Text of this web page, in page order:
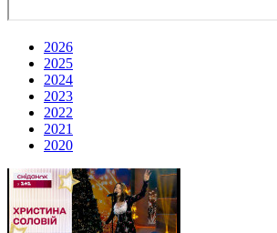
2026
2025
2024
2023
2022
2021
2020